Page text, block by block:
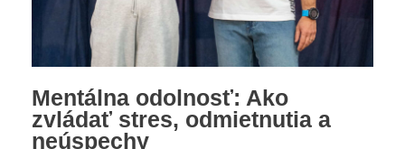
Mentálna odolnosť: Ako
zvládať stres, odmietnutia a
neúspechy